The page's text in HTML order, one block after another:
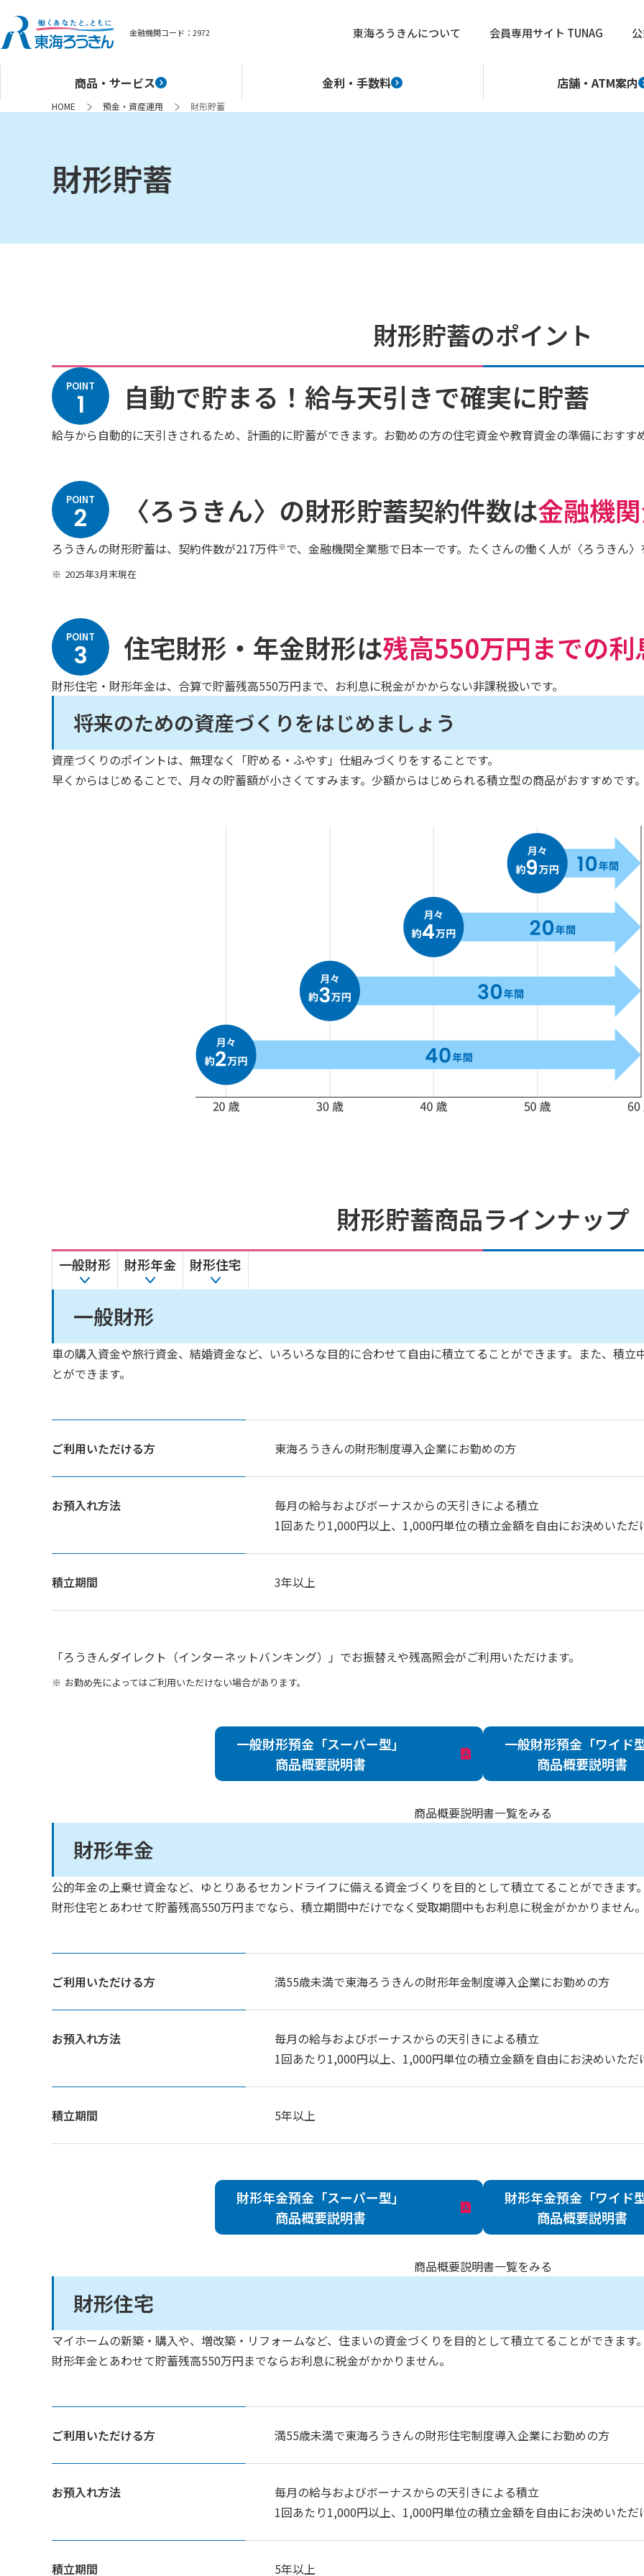
金融機関コード： 2972 東海ろうきんについて 会員専用サイト TUNAG
商品・サービス 金利・手数料 店舗・ATM案内
HOME 預金・資産運用 財形貯蓄
財形貯蓄
財形貯蓄のポイント
POINT
1 自動で貯まる！給与天引きで確実に貯蓄
給与から自動的に天引きされるため、計画的に貯蓄ができます。お勤めの方の住宅資金や教育資金の準備におすすめ
POINT
2 〈ろうきん〉の財形貯蓄契約件数は金融機
ろうきんの財形貯蓄は、契約件数が217万件※で、金融機関全業態で日本一です。たくさんの働く人が〈ろうきん〉
2025年3月末現在
POINT
3 住宅財形・年金財形は残高550万円までの利
財形住宅・財形年金は、合算で貯蓄残高550万円まで、お利息に税金がかからない非課税扱いです。
将来のための資産づくりをはじめましょう
資産づくりのポイントは、無理なく「貯める・ふやす」仕組みづくりをすることです。
早くからはじめることで、月々の貯蓄額が小さくてすみます。少額からはじめられる積立型の商品がおすすめです。
財形貯蓄商品ラインナップ
一般財形 財形年金 財形住宅
一般財形
車の購入資金や旅行資金、結婚資金など、いろいろな目的に合わせて自由に積立てることができます。また、積
とができます。
ご利用いただける方 東海ろうきんの財形制度導入企業にお勤めの方
お預入れ方法
毎月の給与およびボーナスからの天引きによる積立
1回あたり1,000円以上、1,000円単位の積立金額を自由にお決めいただ
積立期間 3年以上
「ろうきんダイレクト（インターネットバンキング）」でお振替えや残高照会がご利用いただけます。
お勤め先によってはご利用いただけない場合があります。
一般財形預金「スーパー型」
商品概要説明書
一般財形預金「ワイド型
商品概要説明書
商品概要説明書一覧をみる
財形年金
公的年金の上乗せ資金など、ゆとりあるセカンドライフに備える資金づくりを目的として積立てることができます。
財形住宅とあわせて貯蓄残高550万円までなら、積立期間中だけでなく受取期間中もお利息に税金がかかりません。
ご利用いただける方 満55歳未満で東海ろうきんの財形年金制度導入企業にお勤めの方
お預入れ方法
毎月の給与およびボーナスからの天引きによる積立
1回あたり1,000円以上、1,000円単位の積立金額を自由にお決めいただ
積立期間 5年以上
財形年金預金「スーパー型」
商品概要説明書
財形年金預金「ワイド型
商品概要説明書
商品概要説明書一覧をみる
財形住宅
マイホームの新築・購入や、増改築・リフォームなど、住まいの資金づくりを目的として積立てることができます。
財形年金とあわせて貯蓄残高550万円までならお利息に税金がかかりません。
ご利用いただける方 満55歳未満で東海ろうきんの財形住宅制度導入企業にお勤めの方
お預入れ方法
毎月の給与およびボーナスからの天引きによる積立
1回あたり1,000円以上、1,000円単位の積立金額を自由にお決めいただ
積立期間 5年以上